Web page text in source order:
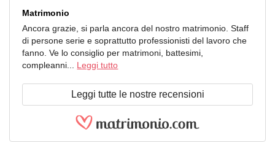
Matrimonio
Ancora grazie, si parla ancora del nostro matrimonio. Staff
di persone serie e soprattutto professionisti del lavoro che
fanno. Ve lo consiglio per matrimoni, battesimi,
compleanni... Leggi tutto
Leggi tutte le nostre recensioni